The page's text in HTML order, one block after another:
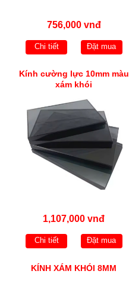
756,000 vnđ
Chi tiết Đặt mua
Kính cường lực 10mm màu
xám khói
1,107,000 vnđ
Chi tiết Đặt mua
KÍNH XÁM KHÓI 8MM